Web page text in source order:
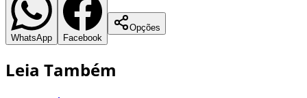
WhatsApp Facebook
Opções
Leia Também